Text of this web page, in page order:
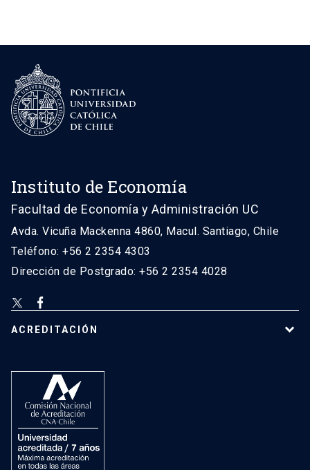
Instituto de Economía
Facultad de Economía y Administración UC
Avda. Vicuña Mackenna 4860, Macul. Santiago, Chile
Teléfono: +56 2 2354 4303
Dirección de Postgrado: +56 2 2354 4028
ACREDITACIÓN